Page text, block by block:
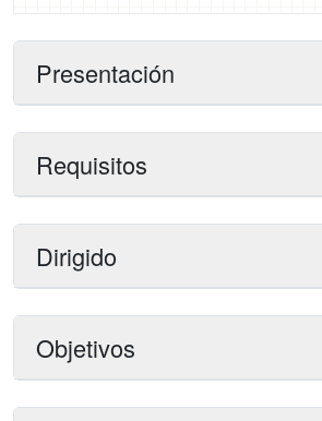
Presentación
Requisitos
Dirigido
Objetivos